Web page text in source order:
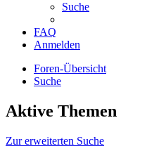
Suche
FAQ
Anmelden
Foren-Übersicht
Suche
Aktive Themen
Zur erweiterten Suche